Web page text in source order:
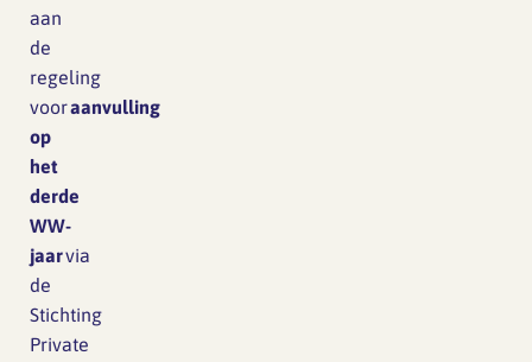
aan
de
regeling
vooraanvulling
op
het
derde
WW-
jaarvia
de
Stichting
Private